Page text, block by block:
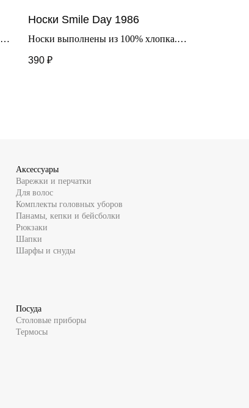
Носки Smile Day 1986
Носки выполнены из 100% хлопка.
хорошо тянется.
390 ₽
Аксессуары
Варежки и перчатки
Для волос
Комплекты головных уборов
Панамы, кепки и бейсболки
Рюкзаки
Шапки
Шарфы и снуды
Посуда
Столовые приборы
Термосы